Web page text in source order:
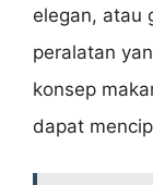
elegan, atau
peralatan
konsep
dapat